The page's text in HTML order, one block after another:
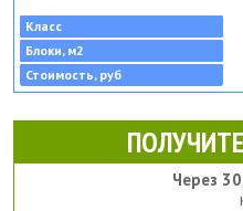
Класс
Блоки, м2
Стоимость, руб
Через